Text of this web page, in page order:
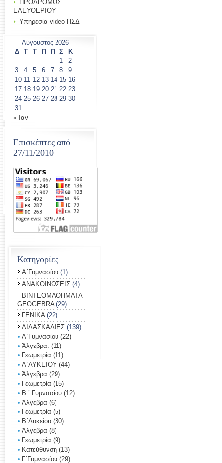
Κατηγορίες
Α΄Γυμνασίου (1)
ΑΝΑΚΟΙΝΩΣΕΙΣ (4)
ΒΙΝΤΕΟΜΑΘΗΜΑΤΑ
GEOGEBRA (29)
ΓΕΝΙΚΑ (22)
ΔΙΔΑΣΚΑΛΙΕΣ (139)
Α΄Γυμνασίου (22)
Άλγεβρα. (11)
Γεωμετρία (11)
Α΄ΛΥΚΕΙΟΥ (44)
Άλγεβρα (29)
Γεωμετρία (15)
Β ’ Γυμνασίου (12)
Άλγεβρα (6)
Γεωμετρία (5)
Β΄Λυκείου (30)
Άλγεβρα (8)
Γεωμετρία (9)
Κατεύθυνση (13)
Γ΄Γυμνασίου (29)
ΠΡΟΔΡΟΜΟΣ
ΕΛΕΥΘΕΡΙΟΥ
Υπηρεσία video ΠΣΔ
Αύγουστος 2026
Δ Τ Τ Π Π Σ
Κ
1
2
3
4 5 6 7 8
9
10 11 12 13 14 15 16
17 18 19 20 21 22 23
24 25 26 27 28 29 30
31
« Ιαν
Επισκέπτες από
27/11/2010